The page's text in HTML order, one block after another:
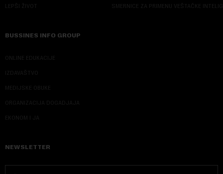
LEPŠI ŽIVOT SMERNICE ZA PRIMENU VEŠTAČKE
BUSSINES INFO GROUP
ONLINE EDUKACIJE
IZDAVAŠTVO
MEDIJSKE OBUKE
ORGANIZACIJA DOGADJAJA
EKONOM I JA
NEWSLETTER